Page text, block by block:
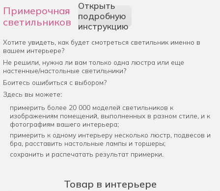
Примерочная
светильников
Открыть
подробную
инструкцию
Хотите увидеть, как будет смотреться светильник именно в
вашем интерьере?
Не решили, нужна ли вам только одна люстра или еще
настенные/настольные светильники?
Боитесь ошибиться с выбором?
Здесь вы можете:
примерить более 20 000 моделей светильников к
изображениям помещений, выполненных в разном стиле, и к
фотографиям вашего интерьера;
примерить к одному интерьеру несколько люстр, подвесов и
бра, расставить настольные лампы и торшеры;
сохранить и распечатать результат примерки.
Товар в интерьере